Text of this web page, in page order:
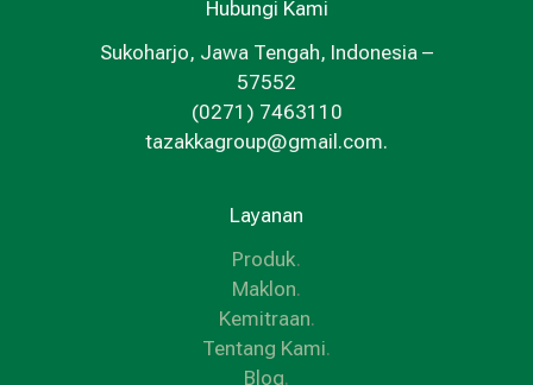
Hubungi Kami
Sukoharjo, Jawa Tengah, Indonesia –
57552
(0271) 7463110
tazakkagroup@gmail.com.
Layanan
Produk.
Maklon.
Kemitraan.
Tentang Kami.
Blog.